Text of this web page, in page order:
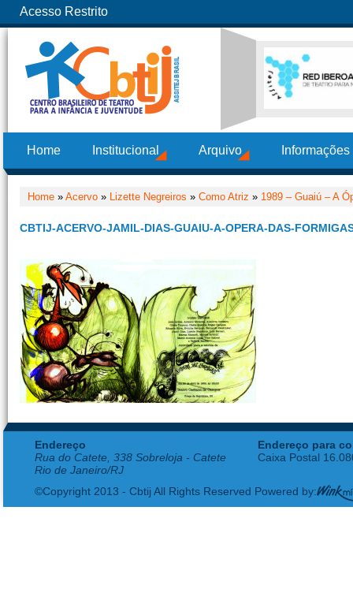
Acesso Restrito
Home Institucional Arquivo
Home » Acervo » Lizette Negreiros » Como Atriz » 1989 – Guaiú – A
CBTIJ-ACERVO-JAMIL-DIAS-GUAIU-A-OPERA-DAS-
Endereço
Rua do Catete, 338 Sobreloja - Catete
Rio de Janeiro/RJ
Endereço para
Caixa Postal
©Copyright 2013 - Cbtij All Rights Reserved Powered by: